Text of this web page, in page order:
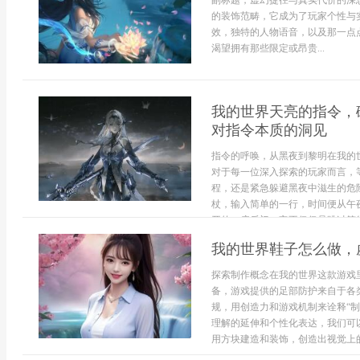
的装饰范畴，它成为了玩家个性
效，独特的人物语音，以及那一
渴望拥有那些限定或昂贵...
我的世界天亮的指令
对指令本质的洞见
指令的呼唤，从黑夜到黎明在我
对于每一位深入探索的玩家而言
程，还是紧急躲避黑夜中滋生的
杖，输入简单的一行，时间便从
开的一扇后门，它不仅仅是跳过等
我的世界鞋子怎么做
探索制作概念在我的世界这款游
备，游戏提供的足部防护来自于
规，用创造力和游戏机制来诠释“
理解的延伸和个性化表达，我们
用方块建造和装饰，创造出视觉上